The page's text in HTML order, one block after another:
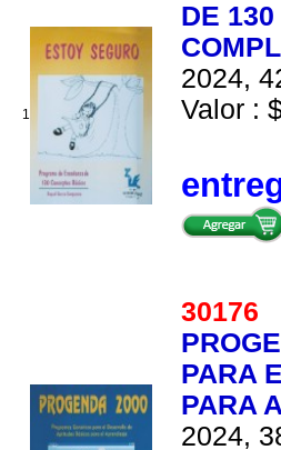
1
DE
2024,
Valor :
30176
PARA
PARA
2024,